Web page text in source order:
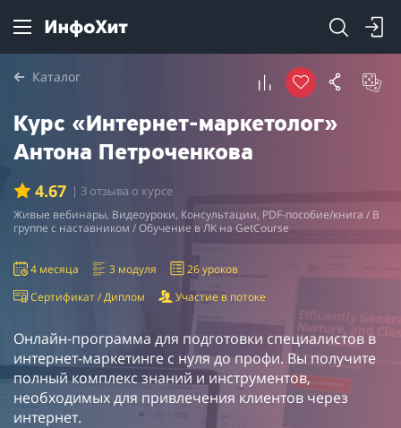
Каталог
Курс «Интернет-маркетолог»
Антона Петроченкова
4.67 | 3 отзыва о курсе
Живые вебинары, Видеоуроки, Консультации, PDF-пособие/книга / В
группе с наставником / Обучение в ЛК на GetCourse
4 месяца 3 модуля
26 уроков
Сертификат / Диплом
Участие в потоке
Онлайн-программа для подготовки специалистов в
интернет-маркетинге с нуля до профи. Вы получите
полный комплекс знаний и инструментов,
необходимых для привлечения клиентов через
интернет.